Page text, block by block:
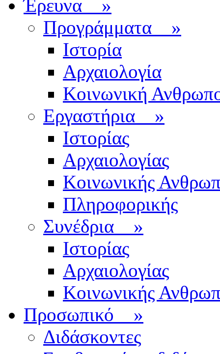
Έρευνα »
Προγράμματα »
Ιστορία
Αρχαιολογία
Κοινωνική
Εργαστήρια »
Ιστορίας
Αρχαιολογίας
Κοινωνικής
Πληροφορικής
Συνέδρια »
Ιστορίας
Αρχαιολογίας
Κοινωνικής
Προσωπικό »
Διδάσκοντες